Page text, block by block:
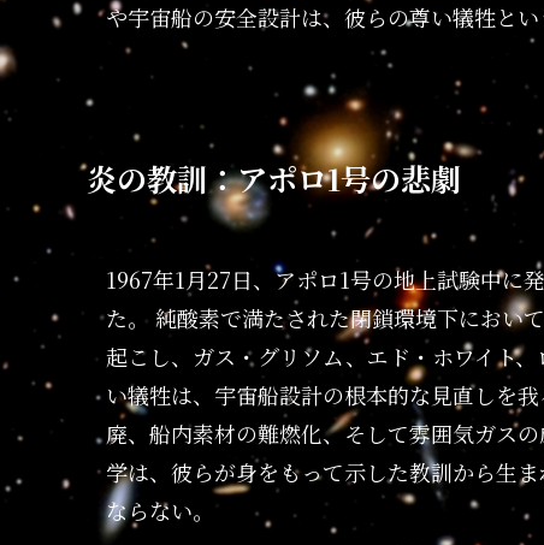
や宇宙船の安全設計は、彼らの尊い犠牲と
炎の教訓：アポロ1号の悲劇
1967年1月27日、アポロ1号の地上試験中に
た。 純酸素で満たされた閉鎖環境下におい
起こし、ガス・グリソム、エド・ホワイト
い犠牲は、宇宙船設計の根本的な見直しを
廃、船内素材の難燃化、そして雰囲気ガス
学は、彼らが身をもって示した教訓から生
ならない。